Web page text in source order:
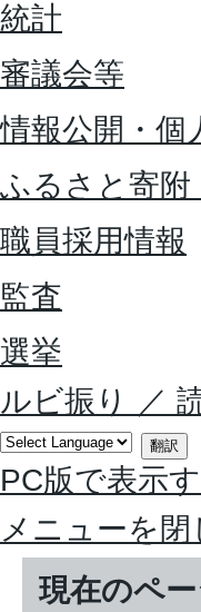
統計
審議会等
情報公開・個
ふるさと寄附
職員採用情報
監査
選挙
ルビ振り
／
翻訳
PC版で表示
メニューを閉
現在のペ